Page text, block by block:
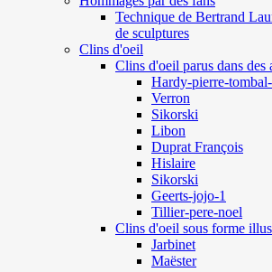
Technique de Bertrand
de sculptures
Clins d'oeil
Clins d'oeil parus dans des
Hardy-pierre-
Verron
Sikorski
Libon
Duprat François
Hislaire
Sikorski
Geerts-jojo-1
Tillier-pere-noel
Clins d'oeil sous forme
Jarbinet
Maëster